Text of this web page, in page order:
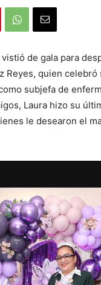
de gala para
Reyes, quien
subjefa de
Laura hizo su
le desearon el